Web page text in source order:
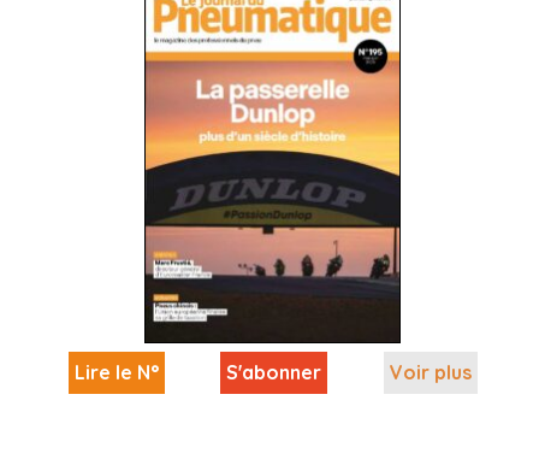
Lire le N° S'abonner Voir plus